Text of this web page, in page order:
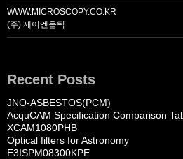
WWW.MICROSCOPY.CO.KR
(주) 제이엔옵틱
Recent Posts
JNO-ASBESTOS(PCM)
AcquCAM Specification Comparison
XCAM1080PHB
Optical filters for Astronomy
E3ISPM08300KPE